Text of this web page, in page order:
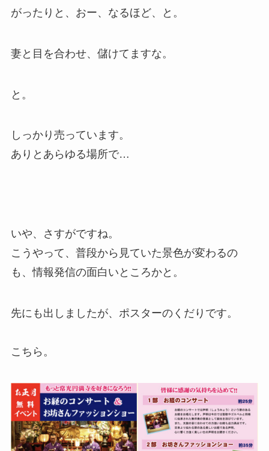
がったりと、おー、なるほど、と。
妻と目を合わせ、儲けてますな。
と。
しっかり売っています。
ありとあらゆる場所で…
いや、さすがですね。
こうやって、普段から見ていた景色が変わるの
も、情報発信の面白いところかと。
先にも出しましたが、ポスターのくだりです。
こちら。